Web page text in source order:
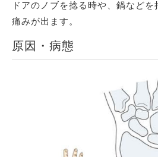
ドアのノブを捻る時や、鍋など
痛みが出ます。
原因・病態